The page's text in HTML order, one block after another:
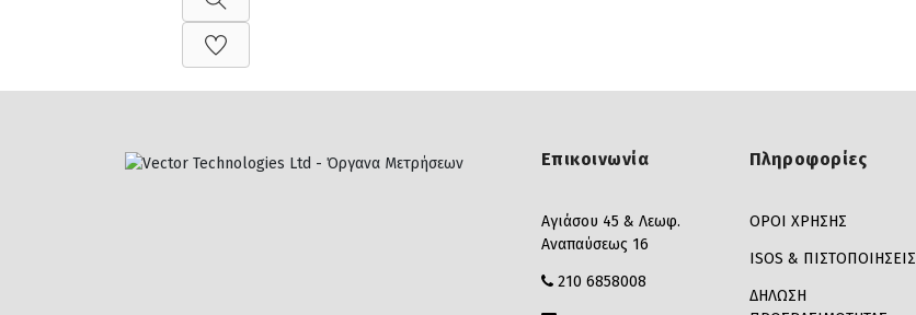
Επικοινωνία
Αγιάσου 45 & Λεωφ.
Αναπαύσεως 16
210 6858008
Πληροφορίες
ΟΡΟΙ ΧΡΗΣΗΣ
ISOS & ΠΙΣΤΟΠΟΙΗΣΕΙΣ
ΔΗΛΩΣΗ